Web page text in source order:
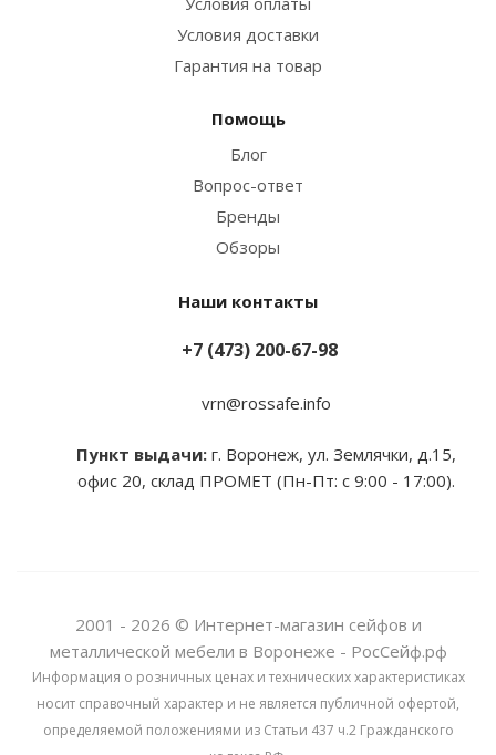
Условия доставки
Гарантия на товар
Помощь
Блог
Вопрос-ответ
Бренды
Обзоры
Наши контакты
+7 (473) 200-67-98
vrn@rossafe.info
Пункт выдачи:г. Воронеж, ул. Землячки, д.15,
офис 20, склад ПРОМЕТ (Пн-Пт: с 9:00 - 17:00).
2001 - 2026 © Интернет-магазин сейфов и
металлической мебели в Воронеже - РосСейф.рф
Информация о розничных ценах и технических характеристиках
носит справочный характер и не является публичной офертой,
определяемой положениями из Статьи 437 ч.2 Гражданского